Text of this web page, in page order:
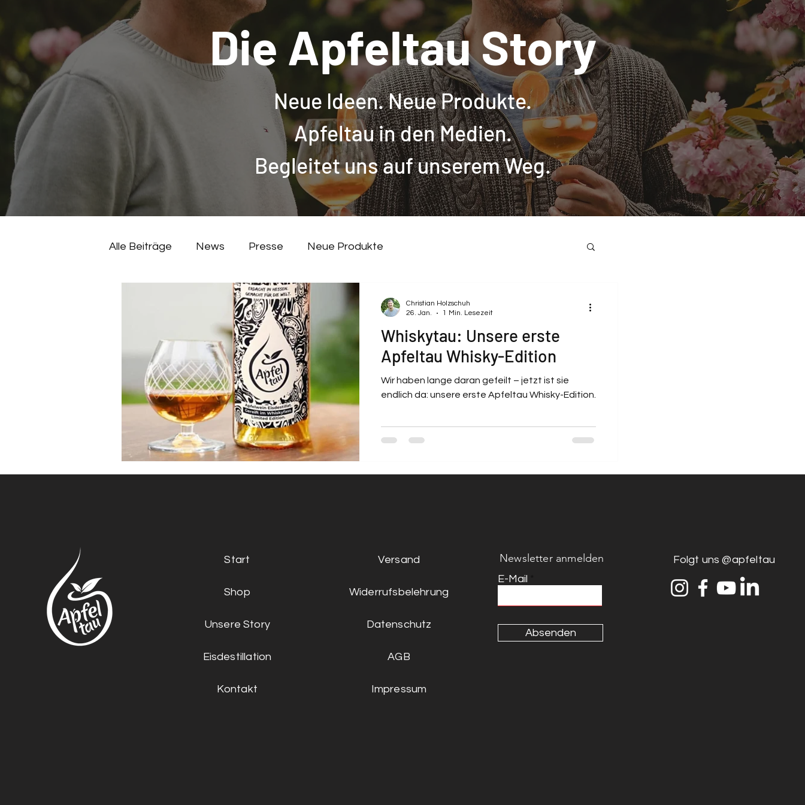
Die Apfeltau Story
Neue Ideen. Neue Produkte.
Apfeltau in den Medien.
Begleitet uns auf unserem Weg.
Alle Beiträge News Presse Neue Produkte
Whiskytau: Unsere erste
Apfeltau Whisky-Edition
Wir haben lange daran gefeilt – jetzt ist sie
endlich da: unsere erste Apfeltau Whisky-Edition.
Christian Holzschuh
26. Jan.
1 Min. Lesezeit
Start
Shop
Unsere Story
Eisdestillation
Kontakt
Versand
Widerrufsbelehrung
Datenschutz
AGB
Impressum
Newsletter anmelden
E-Mail
Absenden
Folgt uns @apfeltau